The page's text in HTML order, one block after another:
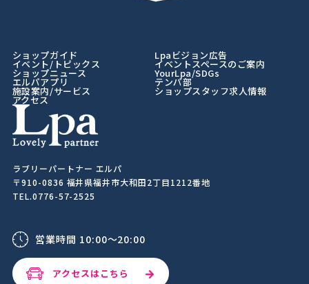
ラブリーパートナー エルパ
〒910-0836 福井県福井市大和田2丁目1212番地
TEL.0776-57-2525
営業時間 10:00～20:00
アクセスはこちら
ショップガイド Lpaビジョン広告
イベント/トピックス イベントスペースのご案内
ショップニュース YourLpa/SDGs
エルパアプリ テンパ部
施設案内/サービス ショップスタッフ求人情報
アクセス